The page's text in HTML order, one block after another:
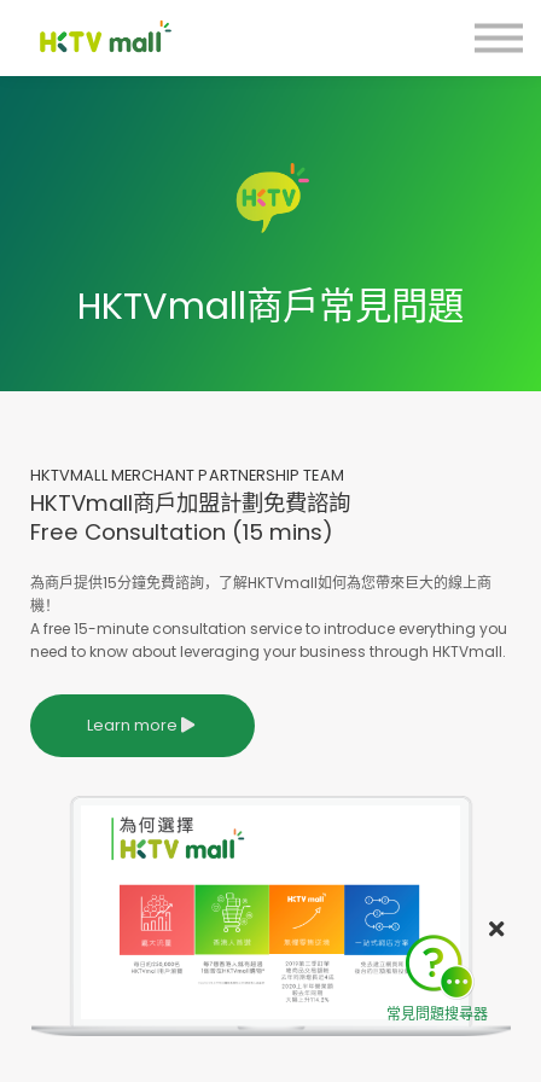
數碼引流合作計劃
註冊 Register
登入 Login
HKTVmall商戶常見問題
HKTVMALL MERCHANT PARTNERSHIP TEAM
HKTVmall商戶加盟計劃免費諮詢
Free Consultation (15 mins)
為商戶提供15分鐘免費諮詢，了解HKTVmall如何為您帶來巨大的線上商
機！
A free 15-minute consultation service to introduce everything you
need to know about leveraging your business through HKTVmall.
Learn more
常見問題搜尋器